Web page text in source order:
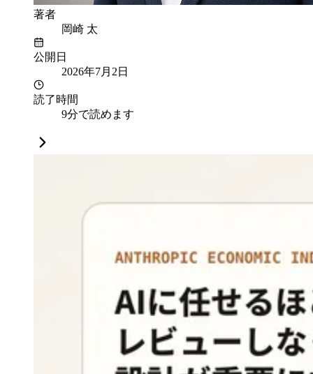
著者
岡崎 太
公開日
2026年7月2日
読了時間
9分で読めます